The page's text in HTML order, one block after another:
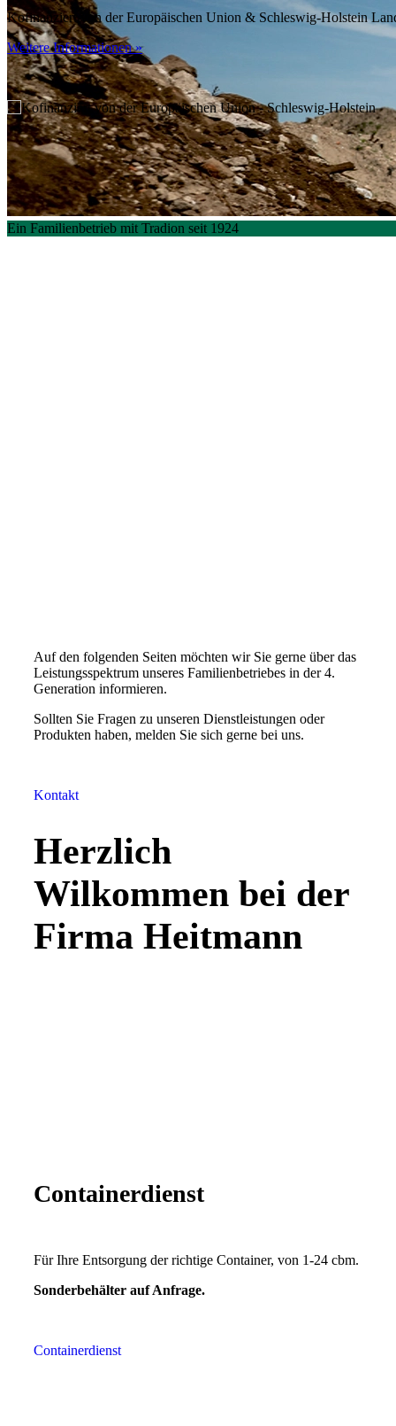
Kofinanziert von der Europäischen Union & Schleswig-Holstein
Weitere Informationen »
Ein Familienbetrieb mit Tradion seit 1924
Auf den folgenden Seiten möchten wir Sie gerne über das
Leistungsspektrum unseres Familienbetriebes in der 4.
Generation informieren.
Sollten Sie Fragen zu unseren Dienstleistungen oder
Produkten haben, melden Sie sich gerne bei uns.
Kontakt
Herzlich
Wilkommen bei der
Firma Heitmann
Containerdienst
Für Ihre Entsorgung der richtige Container, von 1-24 cbm.
Sonderbehälter auf Anfrage.
Containerdienst